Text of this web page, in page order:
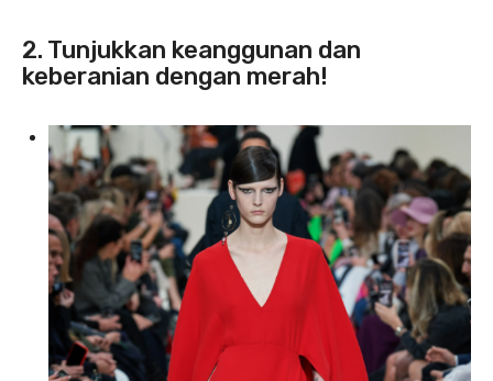
2. Tunjukkan keanggunan dan
keberanian dengan merah!